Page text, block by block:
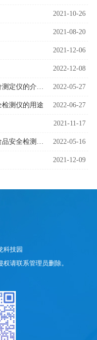
2021-10-26
2021-08-20
2021-12-06
2022-12-08
油脂酸价的测定的主要仪器（油脂酸价测定仪的介绍） 2022-05-27
测仪的用途 2022-06-27
2021-11-17
食品安全快速检测设备是什么仪器（食品安全检测设备用途） 2022-05-16
2021-12-09
科技园
请联系管理员删除。